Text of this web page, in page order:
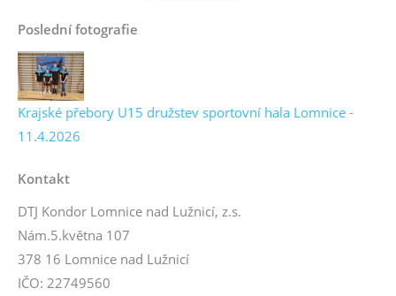
Poslední fotografie
Krajské přebory U15 družstev sportovní hala Lomnice -
11.4.2026
Kontakt
DTJ Kondor Lomnice nad Lužnicí, z.s.
Nám.5.května 107
378 16 Lomnice nad Lužnicí
IČO: 22749560